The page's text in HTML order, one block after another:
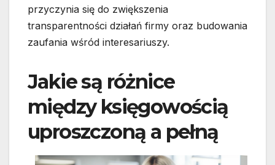
przyczynia się do zwiększenia
transparentności działań firmy oraz budowania
zaufania wśród interesariuszy.
Jakie są różnice
między księgowością
uproszczoną a pełną